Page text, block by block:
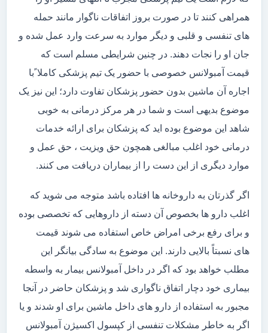
همراهی کنند تا در صورت بروز اتفاقات ناگوار مانند حمله
های تنفسی و قلبی و دیگر موارد به سرعت وارد عمل شده و
جان او را نجات دهند. در چنین شرایطی مسلم است که
قیمت آمبولانس خصوصی با حضور یک تیم پزشکی کاملا ًبا
اجاره آن ماشین بدون حضور پزشکان تفاوت دارد؛ این نیز یک
موضوع بدیهی است و شما در هر مرکز درمانی به خوبی
شاهد این موضوع بوده اید که پزشکان برای ارائه خدمات
درمانی خود اغلب مبالغی همچون حق ویزیت ، حق عمل و
موارد دیگری از این دست را از بیماران دریافت می کنند.
اگر گذرتان به داروخانه ها افتاده باشد متوجه می شوید که
اغلب دارو ها بخصوص آن دسته از داروهایی که تخصصی بوده
و برای رفع برخی امراض خاص استفاده می شوند قیمت
های نسبتاً بالایی دارند. این موضوع به سادگی بیانگر این
مطلب خواهد بود که اگر در داخل آمبولانس بیمار به واسطه
بیماری خود دچار اتفاق ناگواری شد و پزشکان حاضر در آنجا
مجبور به استفاده از دارو های داخل ماشین برای او شدند و یا
اگر به خاطر مشکلات تنفسی از کپسول اکسیژن آمبولانس